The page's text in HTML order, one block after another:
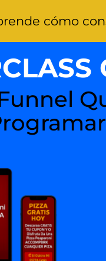
cómo